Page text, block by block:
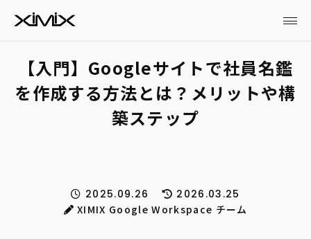
【入門】Googleサイトで社員名鑑
を作成する方法とは？メリットや構
築ステップ
2025.09.26
2026.03.25
XIMIX Google Workspace チーム